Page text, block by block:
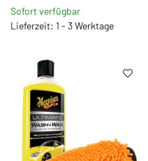
Sofort verfügbar
Lieferzeit: 1 - 3 Werktage